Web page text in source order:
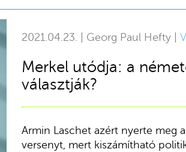
2021.04.23. | Georg Paul Hefty |
Merkel utódja: a
választják?
Armin Laschet azért nyerte meg
versenyt, mert kiszámítható